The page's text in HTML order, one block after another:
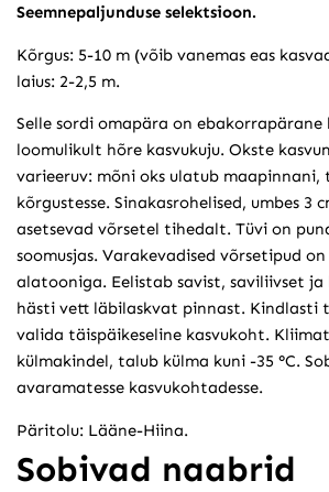
Seemnepaljunduse selektsioon.
Kõrgus: 5-10 m (võib vanemas eas
laius: 2-2,5 m.
Selle sordi omapära on ebakorrapärane
loomulikult hõre kasvukuju. Okste
varieeruv: mõni oks ulatub maapinnani,
kõrgustesse. Sinakasrohelised, umbes 3
asetsevad võrsetel tihedalt. Tüvi on
soomusjas. Varakevadised võrsetipud
alatooniga. Eelistab savist, saviliivset ja
hästi vett läbilaskvat pinnast. Kindlasti
valida täispäikeseline kasvukoht.
külmakindel, talub külma kuni -35 °C.
avaramatesse kasvukohtadesse.
Päritolu: Lääne-Hiina.
Sobivad naabrid